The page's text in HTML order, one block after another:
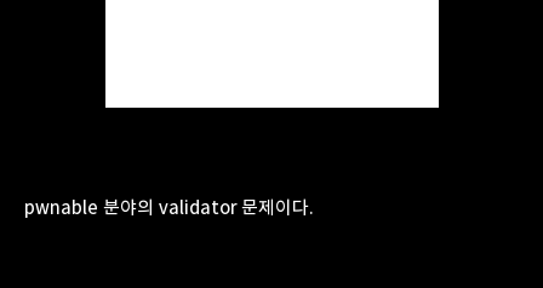
pwnable 분야의 validator 문제이다.